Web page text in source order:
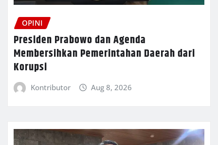
OPINI
Presiden Prabowo dan Agenda
Membersihkan Pemerintahan Daerah dari
Korupsi
Kontributor Aug 8, 2026